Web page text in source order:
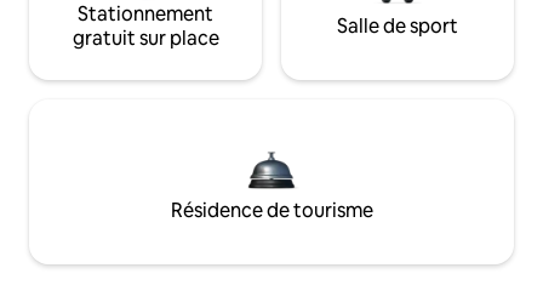
Stationnement
gratuit sur place
Salle de sport
Résidence de tourisme